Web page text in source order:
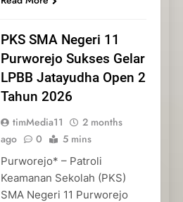
PKS SMA Negeri 11
Purworejo Sukses Gelar
LPBB Jatayudha Open 2
Tahun 2026
timMedia11
2 months
ago
0 5 mins
Purworejo* – Patroli
Keamanan Sekolah (PKS)
SMA Negeri 11 Purworejo